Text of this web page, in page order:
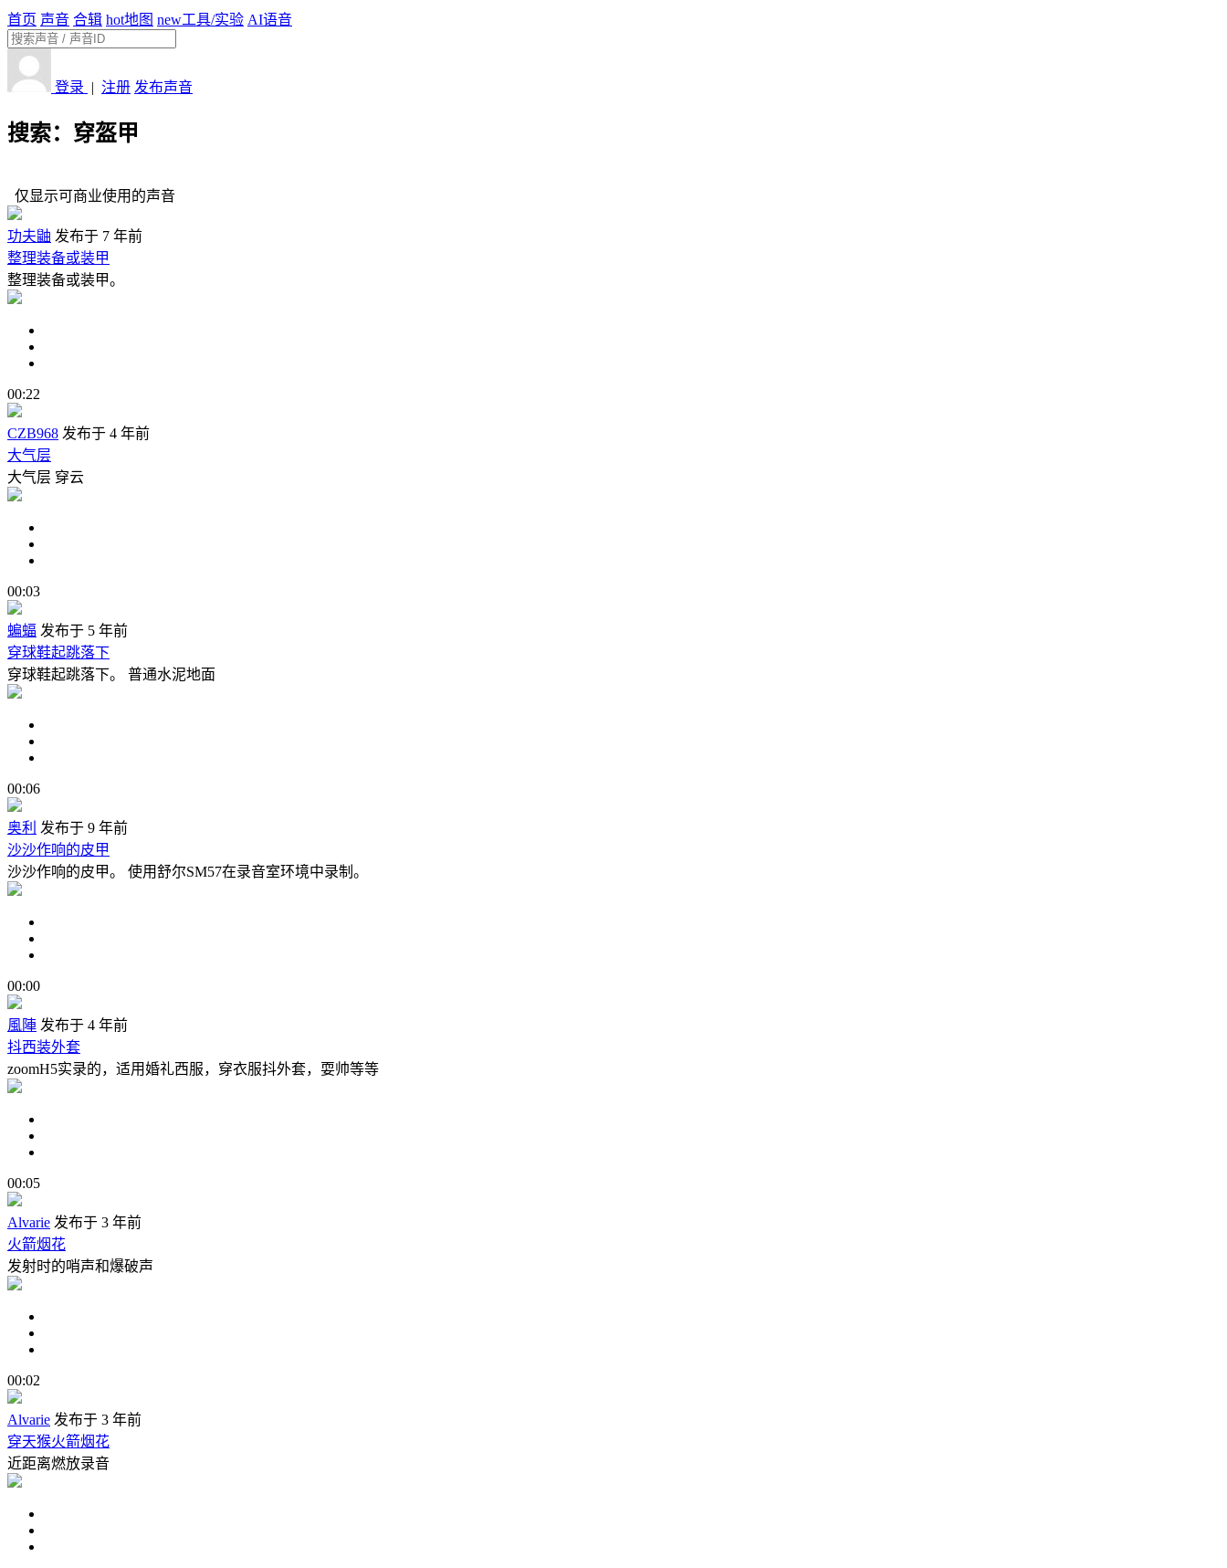
首页 声音 合辑 hot地图 new工具/实验 AI语音
登录 | 注册 发布声音
搜索：穿盔甲
仅显示可商业使用的声音
功夫鼬 发布于 7 年前
整理装备或装甲
整理装备或装甲。
00:22
CZB968 发布于 4 年前
大气层
大气层 穿云
00:03
蝙蝠 发布于 5 年前
穿球鞋起跳落下
穿球鞋起跳落下。 普通水泥地面
00:06
奥利 发布于 9 年前
沙沙作响的皮甲
沙沙作响的皮甲。 使用舒尔SM57在录音室环境中录制。
00:00
風陣 发布于 4 年前
抖西装外套
zoomH5实录的，适用婚礼西服，穿衣服抖外套，耍帅等等
00:05
Alvarie 发布于 3 年前
火箭烟花
发射时的哨声和爆破声
00:02
Alvarie 发布于 3 年前
穿天猴火箭烟花
近距离燃放录音